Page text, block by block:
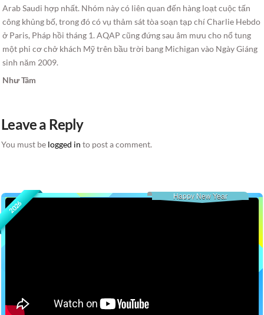
Arab Saudi hợp nhất. Nhóm này có liên quan đến hàng loạt cuộc tấn
công khủng bố, trong đó có vụ thảm sát tòa soạn tạp chí Charlie Hebdo
ở Paris, Pháp hồi tháng 1. AQAP cũng đứng sau âm mưu cho nổ tung
một phi cơ chở khách Mỹ trên bầu trời bang Michigan vào Ngày Giáng
sinh năm 2009.
Như Tâm
Leave a Reply
You must be logged in to post a comment.
2026
Happy New Year